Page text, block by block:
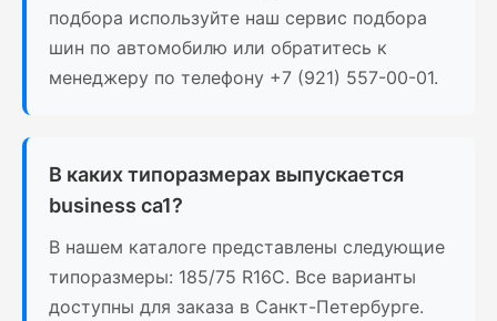
подбора используйте наш сервис подбора
шин по автомобилю или обратитесь к
менеджеру по телефону +7 (921) 557-00-01.
В каких типоразмерах выпускается
business ca1?
В нашем каталоге представлены следующие
типоразмеры: 185/75 R16C. Все варианты
доступны для заказа в Санкт-Петербурге.